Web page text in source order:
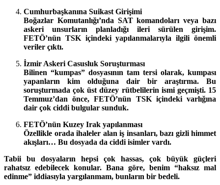
Cumhurbaşkanına Suikast Girişimi
Boğazlar Komutanlığı’nda SAT komandoları veya bazı
askeri unsurların planladığı ileri sürülen girişim.
FETÖ’nün TSK içindeki yapılanmalarıyla ilgili önemli
veriler çıktı.
İzmir Askeri Casusluk Soruşturması
Bilinen “kumpas” dosyasının tam tersi olarak, kumpası
yapanların kim olduğuna dair bir araştırma. Bu
soruşturmada çok üst düzey rütbelilerin ismi geçmişti. 15
Temmuz’dan önce, FETÖ’nün TSK içindeki varlığına
dair çok ciddi bulgular sunduk.
FETÖ’nün Kuzey Irak yapılanması
Özellikle orada ihaleler alan iş insanları, bazı gizli himmet
akışları… Bu dosyada da ciddi isimler vardı.
Tabii bu dosyaların hepsi çok hassas, çok büyük güçleri
rahatsız edebilecek konular. Bana göre, benim “haksız mal
edinme” iddiasıyla yargılanmam, bunların bir bedeli.